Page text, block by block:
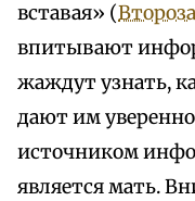
вставая» (
впитывают
жаждут узнать,
дают им
источником
является мать.